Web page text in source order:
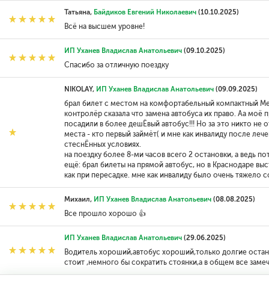
Татьяна, Байдиков Евгений Николаевич(10.10.2025)
Всё на высшем уровне!
ИП Уханев Владислав Анатольевич(09.10.2025)
Спасибо за отличную поездку
NIKOLAY, ИП Уханев Владислав Анатольевич(09.09.2025)
брал билет с местом на комфортабельный компактный
контролёр сказала что замена автобуса их право. Аа
посадили в более дешЁвый автобус!!! Но за это никто не
места - кто первый займёт( и мне как инвалиду после
стеснЁнных условиях.
на поездку более 8-ми часов всего 2 остановки, а ведь
ещё: брал билеты на прямой автобус, но в Краснодаре
как при пересадке. мне как инвалиду было очень тяжело
Михаил, ИП Уханев Владислав Анатольевич(08.08.2025)
Все прошло хорошо 👍
ИП Уханев Владислав Анатольевич(29.06.2025)
Водитель хороший,автобус хороший,только долгие
стоит ,немного бы сократить стоянки,а в общем все